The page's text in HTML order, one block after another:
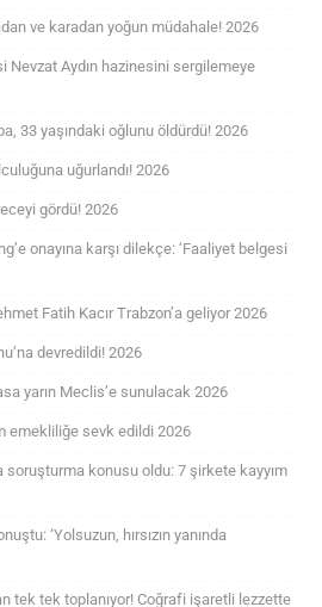
ve karadan yoğun müdahale! 2026
Nevzat Aydın hazinesini sergilemeye
33 yaşındaki oğlunu öldürdü! 2026
uğurlandı! 2026
gördü! 2026
onayına karşı dilekçe: ‘Faaliyet belgesi
Fatih Kacır Trabzon’a geliyor 2026
devredildi! 2026
yarın Meclis’e sunulacak 2026
emekliliğe sevk edildi 2026
soruşturma konusu oldu: 7 şirkete kayyım
‘Yolsuzun, hırsızın yanında
tek tek toplanıyor! Coğrafi işaretli lezzette